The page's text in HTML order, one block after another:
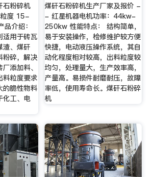
石粉碎机
度 15-
介绍：
适用于砖瓦
渣、煤矸
粉碎，解决
添加料、
料粒度要求
的脆性物料
化工、电
煤矸石粉碎机生产厂家及报价 -
- 红星机器电机功率：44kw-
250kw 性能特点： 结构简单，
易于安装操作，检修维护较方便
快捷，电动液压操作系统，其自
动化程度相对较高，出料粒度较
均匀，处理量大，生产效率高，
产量高。易损件耐磨耐压，故障
率低，使用寿命长。煤矸石粉碎
机